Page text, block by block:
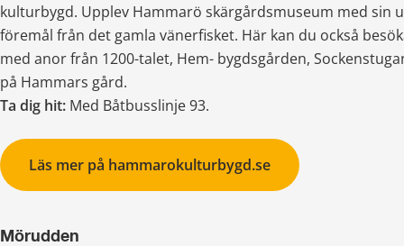
kulturbygd. Upplev Hammarö skärgårdsmuseum med sin
föremål från det gamla vänerfisket. Här kan du också
med anor från 1200-talet, Hem- bygdsgården,
på Hammars gård.
Ta dig hit: Med Båtbusslinje 93.
Läs mer på hammarokulturbygd.se
Mörudden